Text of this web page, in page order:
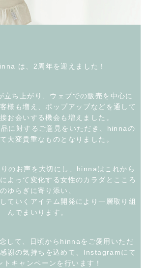
は、2周年を迎えました！
ち上がり、ウェブでの販売を中心に
様も増え、 ポップアップなどを通して
お会いする機会も増えました。
に対するご意見をいただき、hinnaの
大変貴重なものとなりました。
のお声を大切にし、hinnaはこれから
よって変化する女性のカラダとこころ
のゆらぎに寄り添い、
ていくアイテム開発により一層取り組
んでまいります。
して、日頃からhinnaをご愛用いただ
感謝の気持ちを込めて、Instagramにて
トキャンペーンを行います！